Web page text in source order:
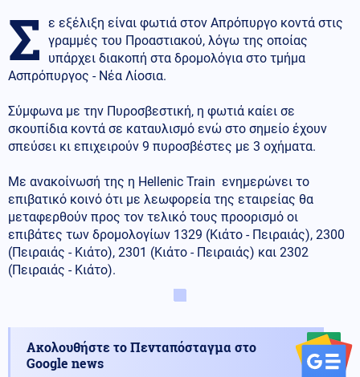
Σ ε εξέλιξη είναι φωτιά στον Απρόπυργο κοντά στις
γραμμές του Προαστιακού, λόγω της οποίας
υπάρχει διακοπή στα δρομολόγια στο τμήμα
Ασπρόπυργος - Νέα Λίοσια.
Σύμφωνα με την Πυροσβεστική, η φωτιά καίει σε
σκουπίδια κοντά σε καταυλισμό ενώ στο σημείο έχουν
σπεύσει κι επιχειρούν 9 πυροσβέστες με 3 οχήματα.
Με ανακοίνωσή της η Hellenic Train ενημερώνει το
επιβατικό κοινό ότι με λεωφορεία της εταιρείας θα
μεταφερθούν προς τον τελικό τους προορισμό οι
επιβάτες των δρομολογίων 1329 (Κιάτο - Πειραιάς), 2300
(Πειραιάς - Κιάτο), 2301 (Κιάτο - Πειραιάς) και 2302
(Πειραιάς - Κιάτο).
Ακολουθήστε το Πενταπόσταγμα στο
Google news